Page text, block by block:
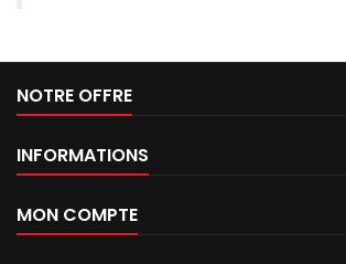
NOTRE OFFRE
INFORMATIONS
MON COMPTE